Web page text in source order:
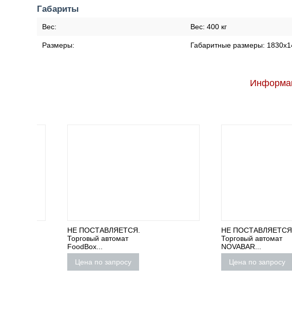
Габариты
Вес: Вес: 400 кг
Размеры: Габаритные размеры:
НЕ ПОСТАВЛЯЕТСЯ.
Торговый автомат
FoodBox...
Цена по запросу
НЕ ПОСТАВЛЯЕТСЯ.
Торговый автомат
NOVABAR...
Цена по запросу